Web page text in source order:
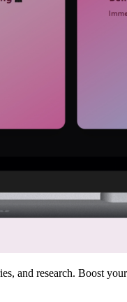
and research. Boost